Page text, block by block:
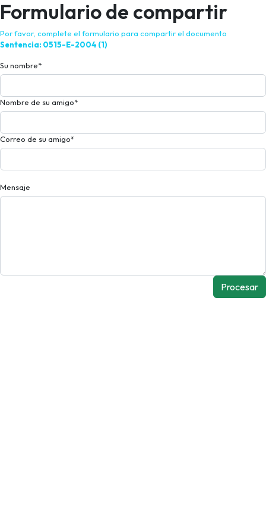
Formulario de compartir
Por favor, complete el formulario para compartir el documento
Sentencia: 0515-E-2004 (1)
Su nombre*
Nombre de su amigo*
Correo de su amigo*
Mensaje